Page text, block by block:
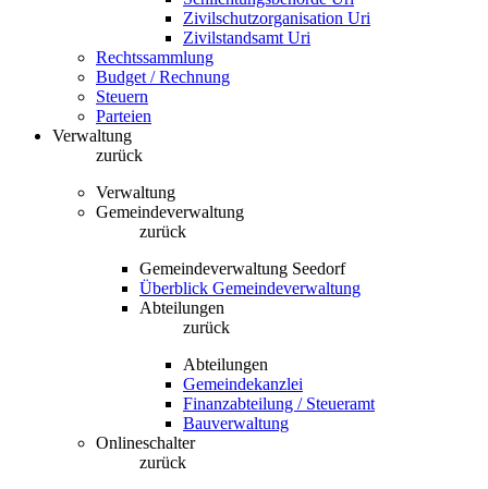
Zivilschutzorganisation Uri
Zivilstandsamt Uri
Rechtssammlung
Budget / Rechnung
Steuern
Parteien
Verwaltung
zurück
Verwaltung
Gemeindeverwaltung
zurück
Gemeindeverwaltung Seedorf
Überblick Gemeindeverwaltung
Abteilungen
zurück
Abteilungen
Gemeindekanzlei
Finanzabteilung / Steueramt
Bauverwaltung
Onlineschalter
zurück